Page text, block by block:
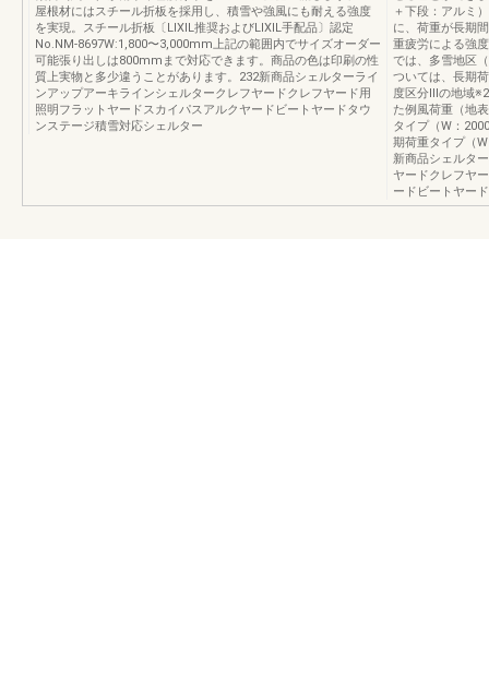
屋根材にはスチール折板を採用し、積雪や強風にも耐える強度
を実現。スチール折板〔LIXIL推奨およびLIXIL手配品〕認定
No.NM-8697W:1,800〜3,000mm上記の範囲内でサイズオーダー
可能張り出しは800mmまで対応できます。商品の色は印刷の性
質上実物と多少違うことがあります。232新商品シェルターライ
ンアップアーキラインシェルタークレフヤードクレフヤード用
照明フラットヤードスカイパスアルクヤードビートヤードタウ
ンステージ積雪対応シェルター
＋下段：アルミ
に、荷重が長期
重疲労による強
では、多雪地区
ついては、長期
度区分Ⅲの地域
た例風荷重（地
タイプ（W：
期荷重タイプ（
新商品シェルタ
ヤードクレフヤ
ードビートヤー